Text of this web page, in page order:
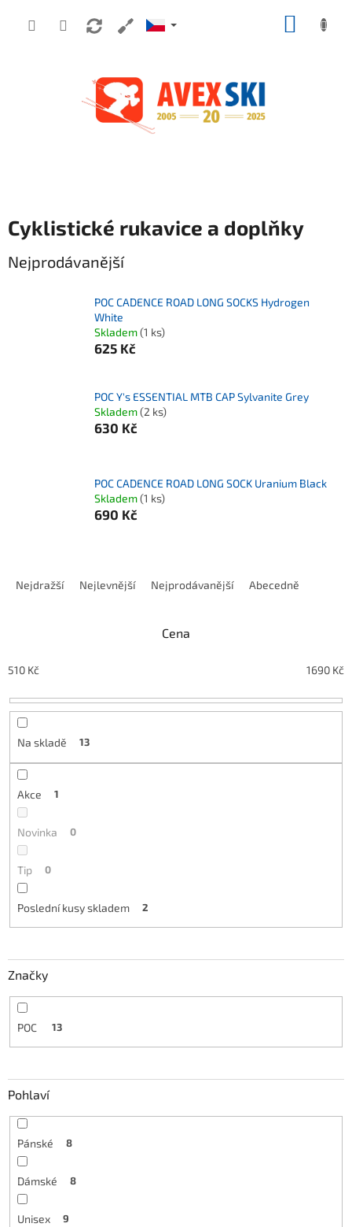
Cyklistické rukavice a doplňky
Nejprodávanější
POC CADENCE ROAD LONG SOCKS Hydrogen
White
Skladem(1 ks)
625 Kč
POC Y's ESSENTIAL MTB CAP Sylvanite Grey
Skladem(2 ks)
630 Kč
POC CADENCE ROAD LONG SOCK Uranium Black
Skladem(1 ks)
690 Kč
Nejdražší Nejlevnější Nejprodávanější Abecedně
Cena
510 Kč 1690 Kč
Na skladě 13
Akce 1
Novinka 0
Tip 0
Poslední kusy skladem 2
Značky
POC 13
Pohlaví
Pánské 8
Dámské 8
Unisex 9